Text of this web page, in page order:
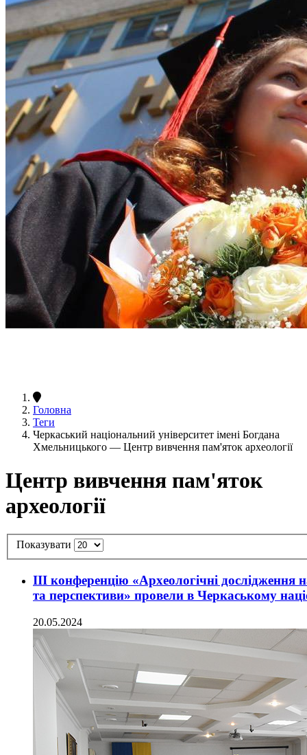
Головна
Теги
Черкаський національний університет імені Богдана
Хмельницького — Центр вивчення пам'яток археології
Центр вивчення пам'яток
археології
Показувати
III конференцію «Археологічні дослідження
та перспективи» провели в Черкаському
20.05.2024